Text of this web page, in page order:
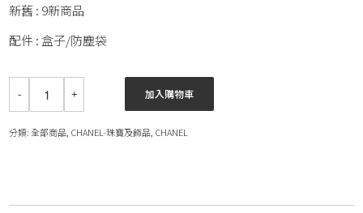
新舊 : 9新商品
配件 : 盒子/防塵袋
加入購物車
分類:全部商品 CHANEL-珠寶及飾品 CHANEL